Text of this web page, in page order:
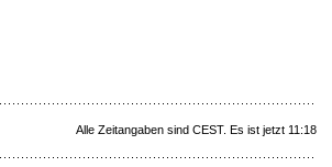
Alle Zeitangaben sind CEST. Es ist jetzt 11:18